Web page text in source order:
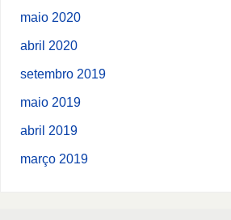
maio 2020
abril 2020
setembro 2019
maio 2019
abril 2019
março 2019